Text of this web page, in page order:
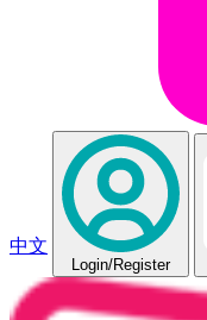
中文
Login/Register